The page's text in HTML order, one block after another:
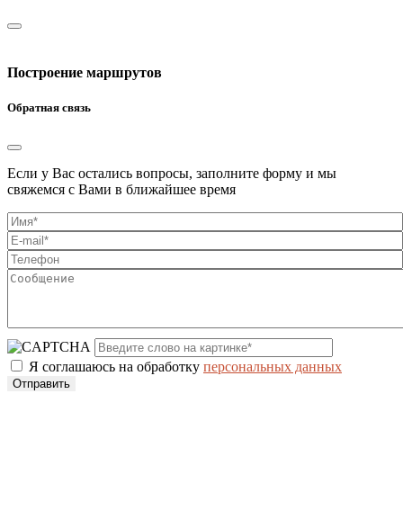
Построение маршрутов
Обратная связь
Если у Вас остались вопросы, заполните форму и мы
свяжемся с Вами в ближайшее время
Я соглашаюсь на обработку персональных данных